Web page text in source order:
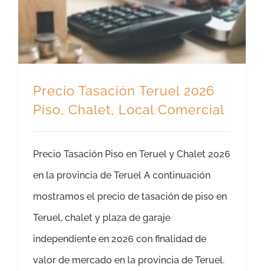
Precio Tasación Teruel 2026
Piso, Chalet, Local Comercial
Precio Tasación Piso en Teruel y Chalet 2026
en la provincia de Teruel A continuación
mostramos el precio de tasación de piso en
Teruel, chalet y plaza de garaje
independiente en 2026 con finalidad de
valor de mercado en la provincia de Teruel.